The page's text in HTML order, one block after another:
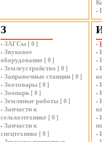
-
З
- ЗАГСы [ 0 ]
- Звуковое
оборудование [ 0 ]
- Землеустройство [ 0 ]
- Заправочные станции [ 0 ]
- Зоотовары [ 0 ]
- Зоопарк [ 0 ]
- Земляные работы [ 0 ]
- Запчасти к
сельхозтехнике [ 0 ]
- Запчасти к
спецтехнике [ 0 ]
-
-
-
-
-
-
-
-
-